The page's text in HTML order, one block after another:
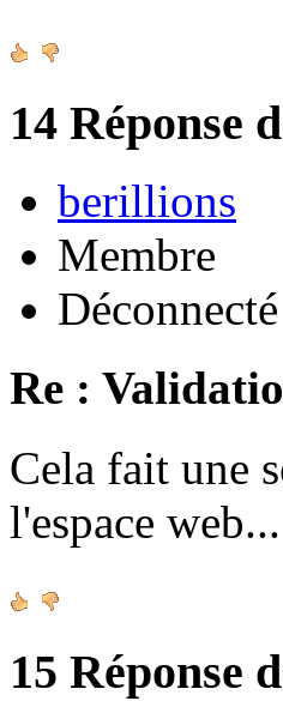
14 Réponse
berillions
Membre
Déconnecté
Re :
Cela fait une
l'espace web...
15 Réponse